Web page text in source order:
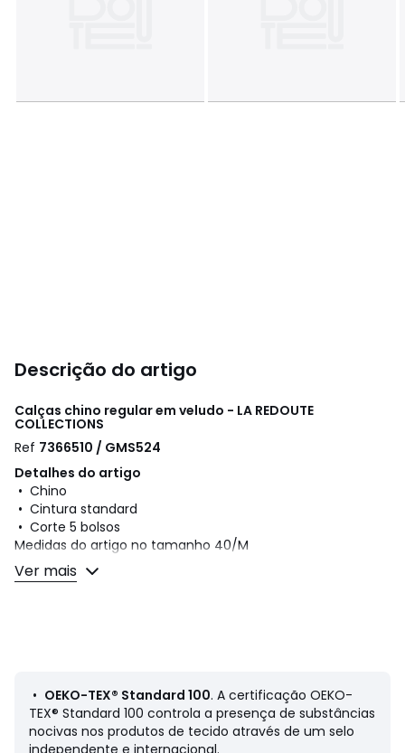
Descrição do artigo
Calças chino regular em veludo - LA REDOUTE
COLLECTIONS
Ref 7366510 / GMS524
Detalhes do artigo
• Chino
• Cintura standard
• Corte 5 bolsos
Medidas do artigo no tamanho 40/M
• Comprimento entrepernas: 81 cm
• Bases: 19 cm
• Não secar na máquina
• Não limpar a seco
Ver mais
• OEKO-TEX® Standard 100. A certificação OEKO-
TEX® Standard 100 controla a presença de substâncias
nocivas nos produtos de tecido através de um selo